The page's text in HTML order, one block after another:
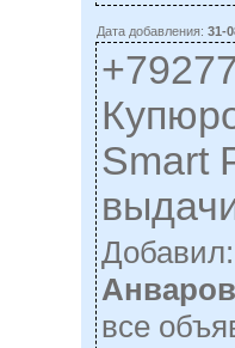
Дата добавления:31-
Smart
все